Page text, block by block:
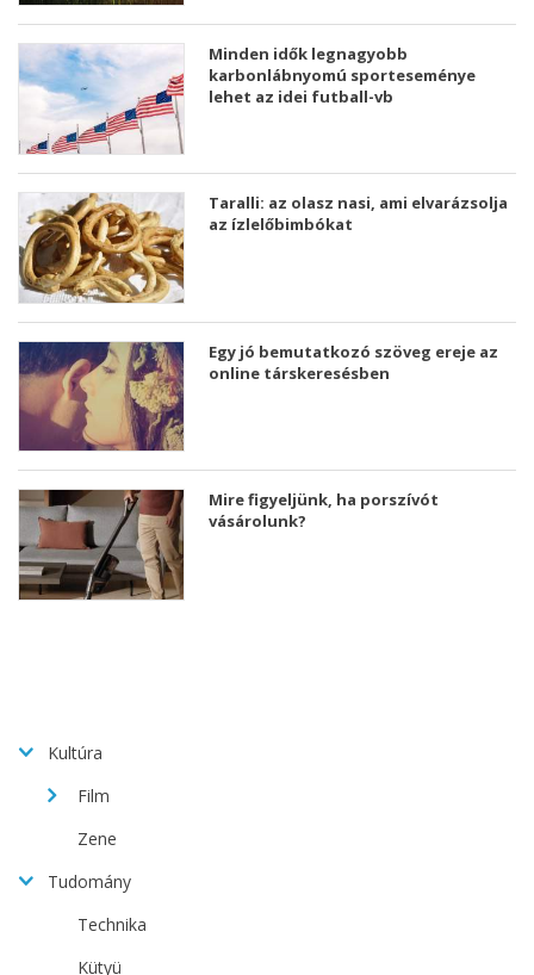
Minden idők legnagyobb
karbonlábnyomú sporteseménye
lehet az idei futball-vb
Taralli: az olasz nasi, ami elvarázsolja
az ízlelőbimbókat
Egy jó bemutatkozó szöveg ereje az
online társkeresésben
Mire figyeljünk, ha porszívót
vásárolunk?
Kultúra
Film
Zene
Tudomány
Technika
Kütyü